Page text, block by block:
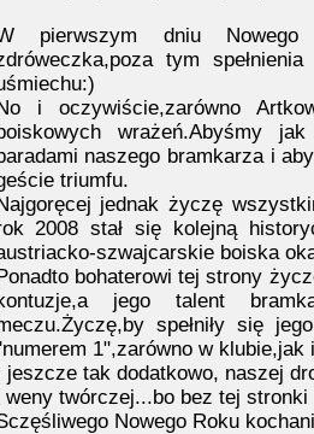
pierwszym dniu
tym
i oczywiście,zarówno
wrażeń.Abyśmy
naszego bramkarza i
triumfu.
jednak życzę
2008 stał się kolejną
szwajcarskie boiska
bohaterowi tej strony
jego talent
spełniły się
1",zarówno w klubie,jak
jeszcze tak dodatkowo, naszej
weny twórczej...bo bez tej stronki
Nowego Roku